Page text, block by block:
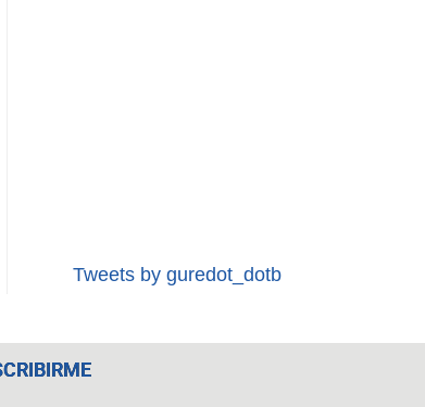
Tweets by guredot_dotb